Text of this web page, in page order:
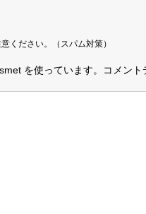
ください。（スパム対策）
を使っています。 コメン